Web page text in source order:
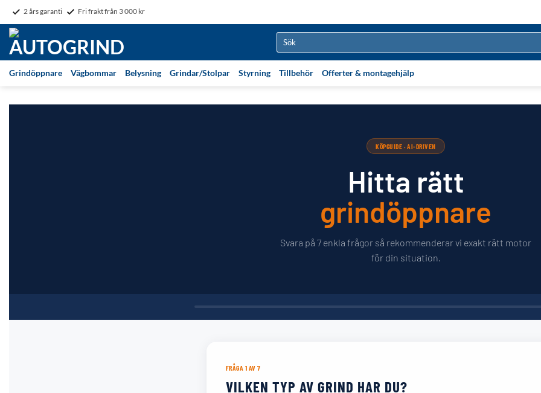
to
content
2 års garanti Fri frakt från 3 000 kr
Sök
efter:
Grindöppnare Vägbommar Belysning Grindar/Stolpar Styrning Tillbehör Offerter & montagehjälp